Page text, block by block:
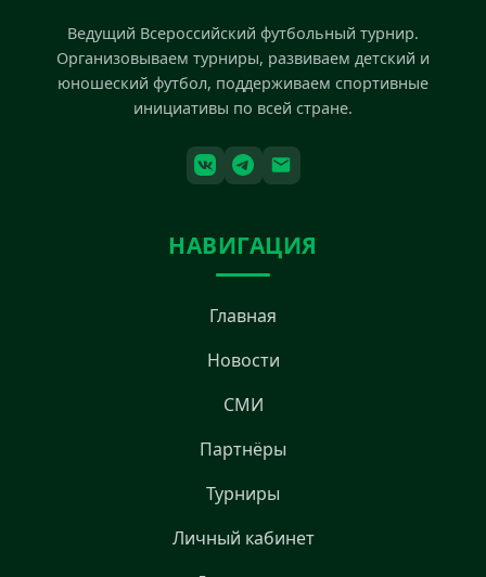
Ведущий Всероссийский футбольный турнир.
Организовываем турниры, развиваем детский и
юношеский футбол, поддерживаем спортивные
инициативы по всей стране.
НАВИГАЦИЯ
Главная
Новости
СМИ
Партнёры
Турниры
Личный кабинет